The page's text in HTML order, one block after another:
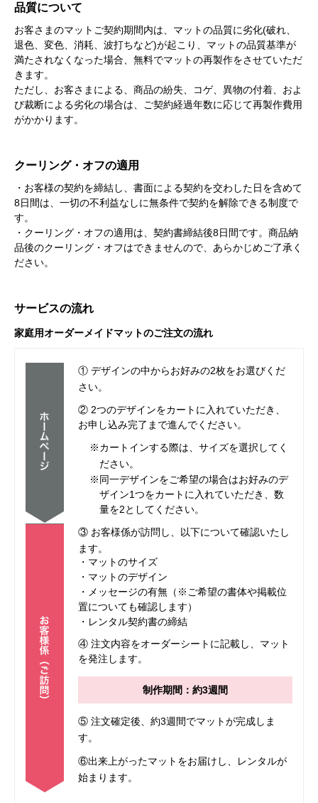
品質について
お客さまのマットご契約期間内は、マットの品質に劣化(破れ、
退色、変色、消耗、波打ちなど)が起こり、マットの品質基準が
満たされなくなった場合、無料でマットの再製作をさせていただ
きます。
ただし、お客さまによる、商品の紛失、コゲ、異物の付着、およ
び裁断による劣化の場合は、ご契約経過年数に応じて再製作費用
がかかります。
クーリング・オフの適用
・お客様の契約を締結し、書面による契約を交わした日を含めて
8日間は、一切の不利益なしに無条件で契約を解除できる制度で
す。
・クーリング・オフの適用は、契約書締結後8日間です。商品納
品後のクーリング・オフはできませんので、あらかじめご了承く
ださい。
サービスの流れ
家庭用オーダーメイドマットのご注文の流れ
① デザインの中からお好みの2枚をお選びくだ
さい。
② 2つのデザインをカートに入れていただき、
お申し込み完了まで進んでください。
※カートインする際は、サイズを選択してく
ださい。
※同一デザインをご希望の場合はお好みのデ
ザイン1つをカートに入れていただき、数
量を2としてください。
③ お客様係が訪問し、以下について確認いたし
ます。
・マットのサイズ
・マットのデザイン
・メッセージの有無（※ご希望の書体や掲載位
置についても確認します）
・レンタル契約書の締結
④ 注文内容をオーダーシートに記載し、マット
を発注します。
制作期間：約3週間
⑤ 注文確定後、約3週間でマットが完成しま
す。
⑥出来上がったマットをお届けし、レンタルが
始まります。